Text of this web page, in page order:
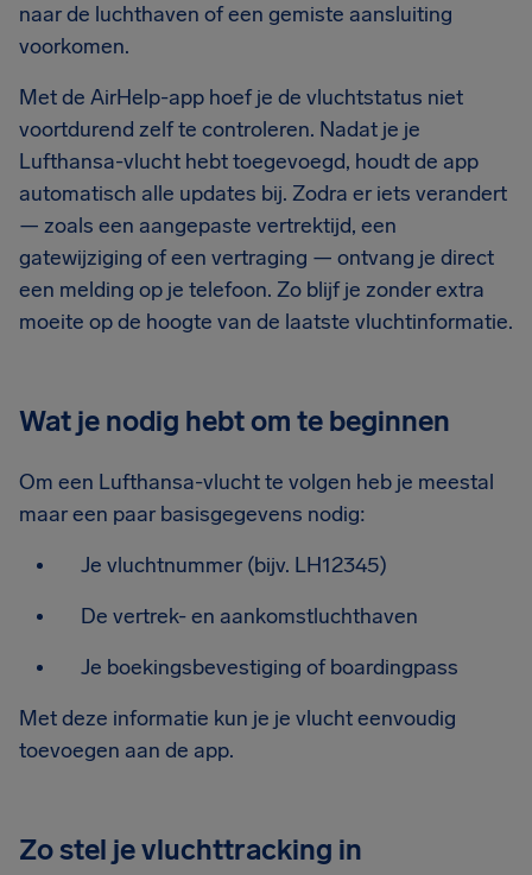
naar de luchthaven of een gemiste aansluiting
voorkomen.
Met de AirHelp-app hoef je de vluchtstatus niet
voortdurend zelf te controleren. Nadat je je
Lufthansa-vlucht hebt toegevoegd, houdt de app
automatisch alle updates bij. Zodra er iets verandert
— zoals een aangepaste vertrektijd, een
gatewijziging of een vertraging — ontvang je direct
een melding op je telefoon. Zo blijf je zonder extra
moeite op de hoogte van de laatste vluchtinformatie.
Wat je nodig hebt om te beginnen
Om een Lufthansa-vlucht te volgen heb je meestal
maar een paar basisgegevens nodig:
Je vluchtnummer (bijv. LH12345)
De vertrek- en aankomstluchthaven
Je boekingsbevestiging of boardingpass
Met deze informatie kun je je vlucht eenvoudig
toevoegen aan de app.
Zo stel je vluchttracking in